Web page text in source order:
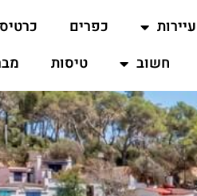
עיירות כפרים
חשוב טיסות